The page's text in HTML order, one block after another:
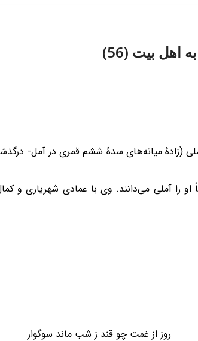
اهل بیت (56)
او را آملی می‌دانند. وی با عمادی شهریاری و
غمت چو قند ز شب ماند سوگوار